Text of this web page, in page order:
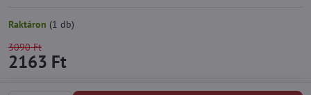
Raktáron (1 db)
3090 Ft
2163 Ft